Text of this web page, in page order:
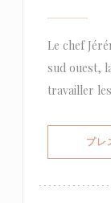
Le chef
sud ouest,
travailler
プレ